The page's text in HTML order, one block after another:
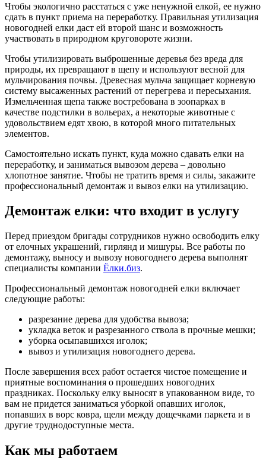
Чтобы экологично расстаться с уже ненужной елкой, ее нужно
сдать в пункт приема на переработку. Правильная утилизация
новогодней елки даст ей второй шанс и возможность
участвовать в природном круговороте жизни.
Чтобы утилизировать выброшенные деревья без вреда для
природы, их превращают в щепу и используют весной для
мульчирования почвы. Древесная мульча защищает корневую
систему высаженных растений от перегрева и пересыхания.
Измельченная щепа также востребована в зоопарках в
качестве подстилки в вольерах, а некоторые животные с
удовольствием едят хвою, в которой много питательных
элементов.
Самостоятельно искать пункт, куда можно сдавать елки на
переработку, и заниматься вывозом дерева – довольно
хлопотное занятие. Чтобы не тратить время и силы, закажите
профессиональный демонтаж и вывоз елки на утилизацию.
Демонтаж елки: что входит в услугу
Перед приездом бригады сотрудников нужно освободить елку
от елочных украшений, гирлянд и мишуры. Все работы по
демонтажу, выносу и вывозу новогоднего дерева выполнят
специалисты компании Ёлки.биз.
Профессиональный демонтаж новогодней елки включает
следующие работы:
разрезание дерева для удобства вывоза;
укладка веток и разрезанного ствола в прочные мешки;
уборка осыпавшихся иголок;
вывоз и утилизация новогоднего дерева.
После завершения всех работ остается чистое помещение и
приятные воспоминания о прошедших новогодних
праздниках. Поскольку елку выносят в упакованном виде, то
вам не придется заниматься уборкой опавших иголок,
попавших в ворс ковра, щели между дощечками паркета и в
другие труднодоступные места.
Как мы работаем